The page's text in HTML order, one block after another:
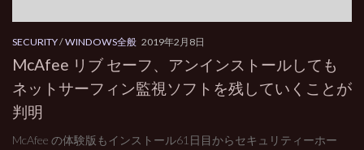
SECURITY/WINDOWS全般 2019年2月8日
McAfee リブ セーフ、アンインストールしても
ネットサーフィン監視ソフトを残していくことが
判明
McAfee の体験版もインストール61日目からセキュリティーホー